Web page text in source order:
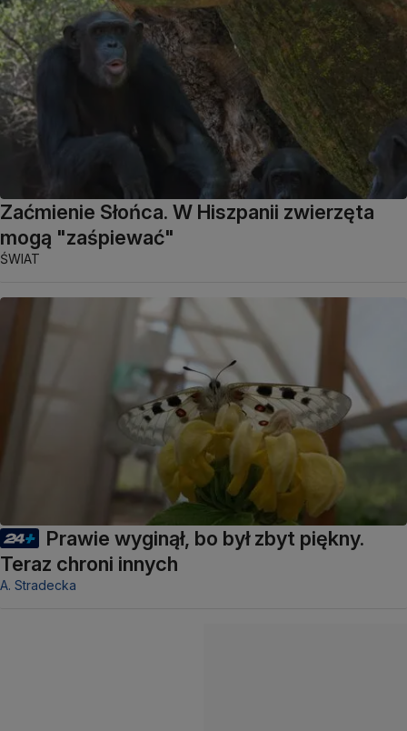
Zaćmienie Słońca. W Hiszpanii zwierzęta
mogą "zaśpiewać"
ŚWIAT
Prawie wyginął, bo był zbyt piękny.
Teraz chroni innych
A. Stradecka